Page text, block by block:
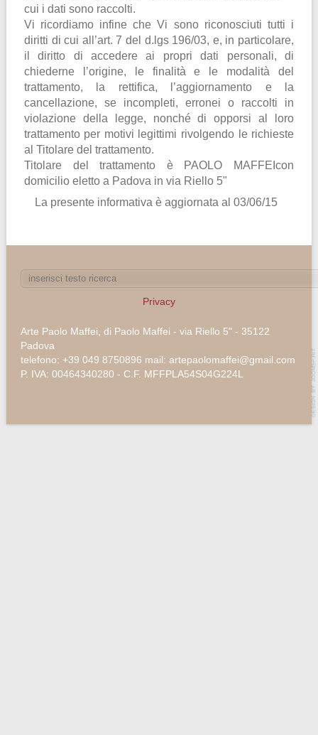
cui i dati sono raccolti.
Vi ricordiamo infine che Vi sono riconosciuti tutti i
diritti di cui all’art. 7 del d.lgs 196/03, e, in particolare,
il diritto di accedere ai propri dati personali, di
chiederne l’origine, le finalità e le modalità del
trattamento, la rettifica, l’aggiornamento e la
cancellazione, se incompleti, erronei o raccolti in
violazione della legge, nonché di opporsi al loro
trattamento per motivi legittimi rivolgendo le richieste
al Titolare del trattamento.
Titolare del trattamento è PAOLO MAFFEIcon
domicilio eletto a Padova in via Riello 5"
La presente informativa è aggiornata al 03/06/15
Privacy
Arte Paolo Maffei, di Paolo Maffei - via Riello 5" - 35122
Padova
telefono: +39 049 8750896 mail: artepaolomaffei@gmail.com
P. IVA: 00464340280 - C.F. MFFPLA54S04G224L